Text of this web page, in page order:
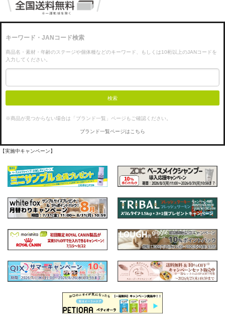
キーワード・JANコード検索
商品名・素材・年齢のステージや個体種などのキーワード、もしくは10桁以上のJANコードを
入力してください。
検索
※商品が見つからない場合は「ブランド一覧」ページもご確認ください。
ブランド一覧ページはこちら
【実施中キャンペーン】